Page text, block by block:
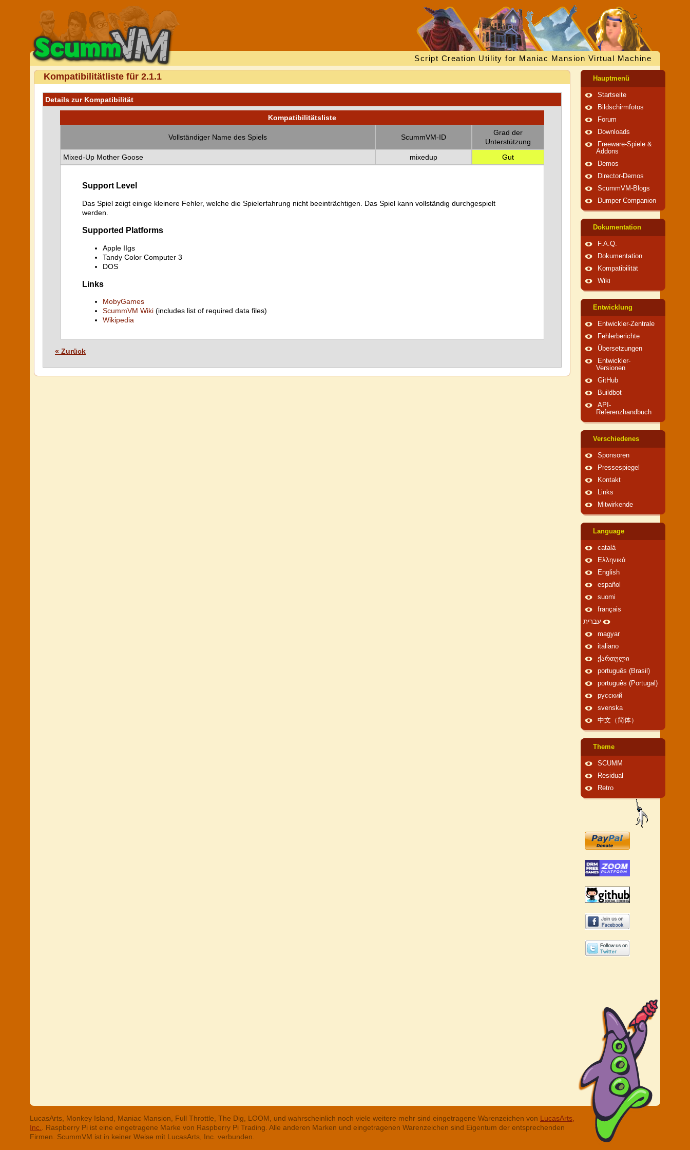
Script Creation Utility for Maniac Mansion Virtual Machine
Kompatibilitätliste für 2.1.1
Details zur Kompatibilität
Kompatibilitätsliste
Vollständiger Name des Spiels ScummVM-ID
Grad der
Unterstützung
Mixed-Up Mother Goose
mixedup Gut
Support Level
Das Spiel zeigt einige kleinere Fehler, welche die Spielerfahrung nicht beeinträchtigen. Das Spiel kann vollständig durchgespielt
werden.
Supported Platforms
Apple IIgs
Tandy Color Computer 3
DOS
Links
MobyGames
ScummVM Wiki (includes list of required data files)
Wikipedia
« Zurück
Hauptmenü
Startseite
Bildschirmfotos
Forum
Downloads
Freeware-Spiele &
Addons
Demos
Director-Demos
ScummVM-Blogs
Dumper Companion
Dokumentation
F.A.Q.
Dokumentation
Kompatibilität
Wiki
Entwicklung
Entwickler-Zentrale
Fehlerberichte
Übersetzungen
Entwickler-
Versionen
GitHub
Buildbot
API-
Referenzhandbuch
Verschiedenes
Sponsoren
Pressespiegel
Kontakt
Links
Mitwirkende
Language
català
Ελληνικά
English
español
suomi
français
עברית
magyar
italiano
ქართული
português (Brasil)
português (Portugal)
русский
svenska
中文（简体）
Theme
SCUMM
Residual
Retro
LucasArts, Monkey Island, Maniac Mansion, Full Throttle, The Dig, LOOM, und wahrscheinlich noch viele weitere mehr sind eingetragene Warenzeichen von LucasArts,
Inc.
. Raspberry Pi ist eine eingetragene Marke von Raspberry Pi Trading. Alle anderen Marken und eingetragenen Warenzeichen sind Eigentum der entsprechenden
Firmen. ScummVM ist in keiner Weise mit LucasArts, Inc. verbunden.